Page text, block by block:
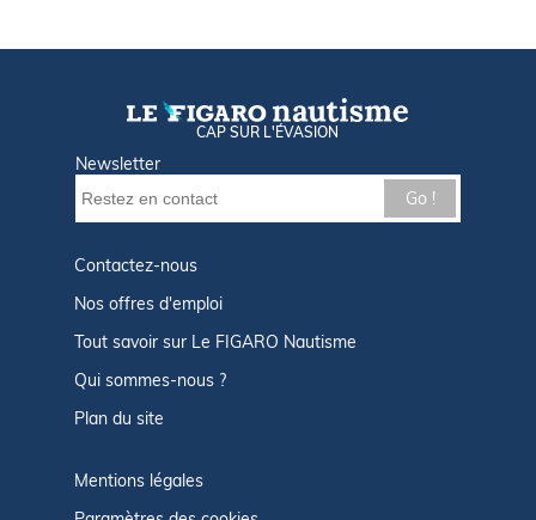
CAP SUR L'ÉVASION
Newsletter
Go !
Contactez-nous
Nos offres d'emploi
Tout savoir sur Le FIGARO Nautisme
Qui sommes-nous ?
Plan du site
Mentions légales